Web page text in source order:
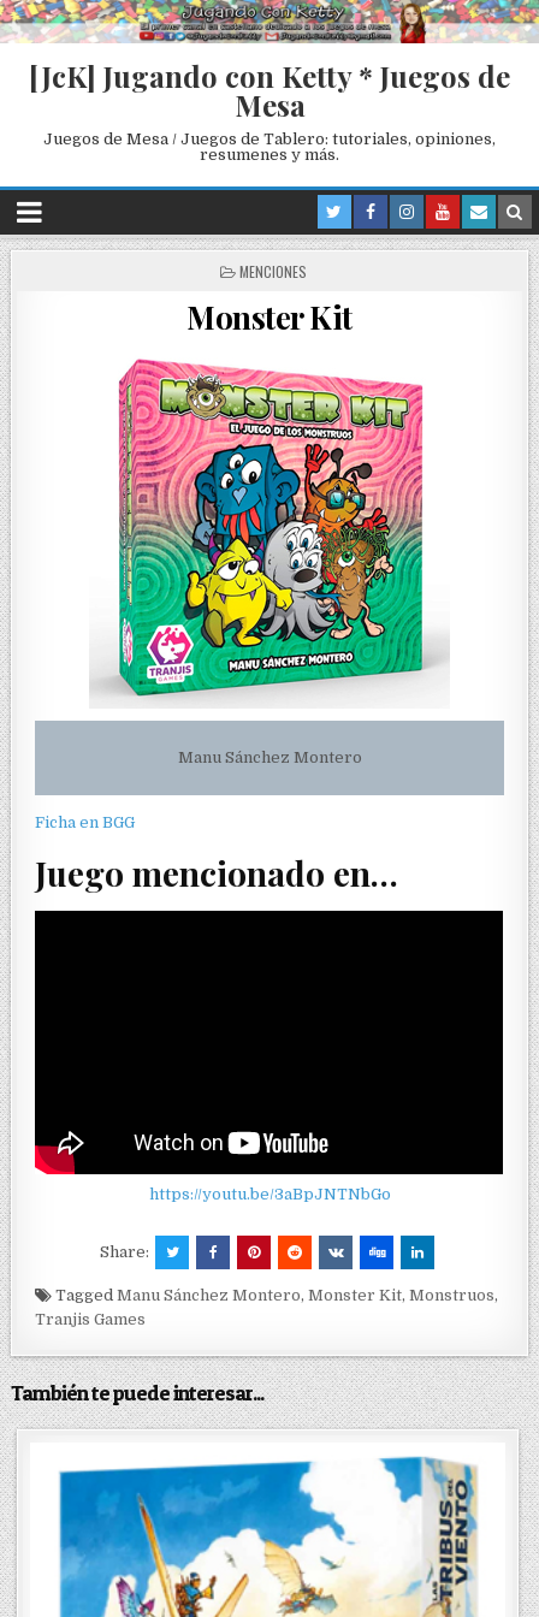
[JcK] Jugando con Ketty * Juegos de
Mesa
Juegos de Mesa / Juegos de Tablero: tutoriales, opiniones,
resumenes y más.
P
S
T
D
I
N
MENCIONES
Monster Kit
Manu Sánchez Montero
Ficha en BGG
Juego mencionado en…
https://youtu.be/3aBpJNTNbGo
Share:
TaggedManu Sánchez Montero,Monster Kit,Monstruos,
Tranjis Games
También te puede interesar...